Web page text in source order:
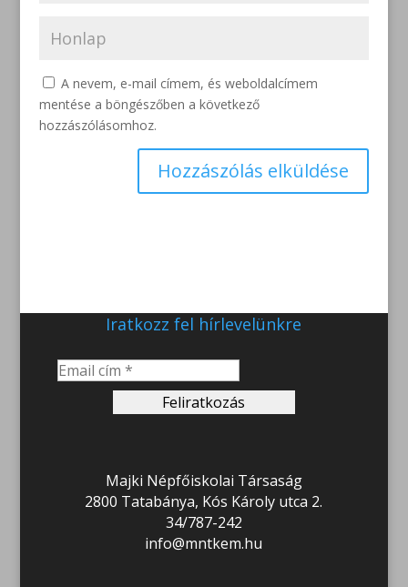
A nevem, e-mail címem, és weboldalcímem
mentése a böngészőben a következő
hozzászólásomhoz.
Iratkozz fel hírlevelünkre
Majki Népfőiskolai Társaság
2800 Tatabánya, Kós Károly utca 2.
34/787-242
info@mntkem.hu